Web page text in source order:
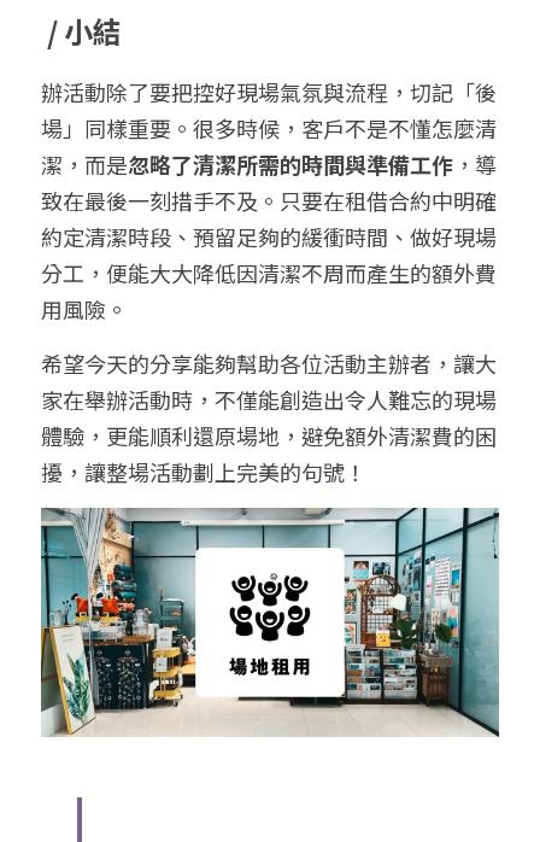
/ 小結
辦活動除了要把控好現場氣氛與流程，切記「後
場」同樣重要。很多時候，客戶不是不懂怎麼清
潔，而是忽略了清潔所需的時間與準備工作 ，導
致在最後一刻措手不及。只要在租借合約中明確
約定清潔時段、預留足夠的緩衝時間、做好現場
分工，便能大大降低因清潔不周而產生的額外費
用風險。
希望今天的分享能夠幫助各位活動主辦者，讓大
家在舉辦活動時，不僅能創造出令人難忘的現場
體驗，更能順利還原場地，避免額外清潔費的困
擾，讓整場活動劃上完美的句號！